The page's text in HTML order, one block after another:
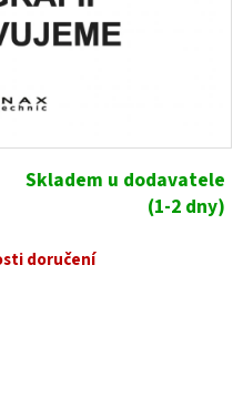
Skladem u dodavatele
(1-2 dny)
doručení